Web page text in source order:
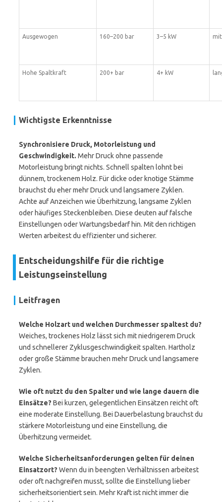
Ausgewogen 160–200 bar 3–5 kW
Hohe Spaltkraft 200+ bar 4+ kW
Wichtigste Erkenntnisse
Synchronisiere Druck, Motorleistung und
Geschwindigkeit. Mehr Druck ohne passende
Motorleistung bringt nichts. Schnell spalten lohnt bei
dünnem, trockenem Holz. Für dicke oder knotige Stämme
brauchst du eher mehr Druck und langsamere Zyklen.
Achte auf Anzeichen wie Überhitzung, langsame Zyklen
oder häufiges Steckenbleiben. Diese deuten auf falsche
Einstellungen oder Wartungsbedarf hin. Mit den richtigen
Werten arbeitest du effizienter und sicherer.
Entscheidungshilfe für die richtige
Leistungseinstellung
Leitfragen
Welche Holzart und welchen Durchmesser spaltest du?
Weiches, trockenes Holz lässt sich mit niedrigerem Druck
und schnellerer Zyklusgeschwindigkeit spalten. Hartholz
oder große Stämme brauchen mehr Druck und langsamere
Zyklen.
Wie oft nutzt du den Spalter und wie lange dauern die
Einsätze? Bei kurzen, gelegentlichen Einsätzen reicht oft
eine moderate Einstellung. Bei Dauerbelastung brauchst du
stärkere Motorleistung und eine Einstellung, die
Überhitzung vermeidet.
Welche Sicherheitsanforderungen gelten für deinen
Einsatzort? Wenn du in beengten Verhältnissen arbeitest
oder oft nachgreifen musst, sollte die Einstellung lieber
sicherheitsorientiert sein. Mehr Kraft ist nicht immer die